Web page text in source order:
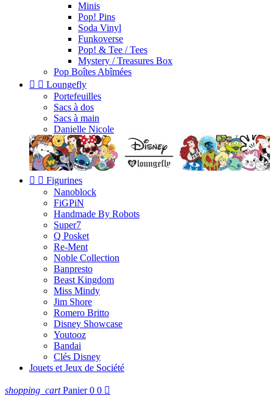
Minis
Pop! Pins
Soda Vinyl
Funkoverse
Pop! & Tee / Tees
Mystery / Treasures Box
Pop Boîtes Abîmées
  Loungefly
Portefeuilles
Sacs à dos
Sacs à main
Danielle Nicole
  Figurines
Nanoblock
FiGPiN
Handmade By Robots
Super7
Q Posket
Re-Ment
Noble Collection
Banpresto
Beast Kingdom
Miss Mindy
Jim Shore
Romero Britto
Disney Showcase
Youtooz
Bandai
Clés Disney
Jouets et Jeux de Société
shopping_cart Panier 0 0 